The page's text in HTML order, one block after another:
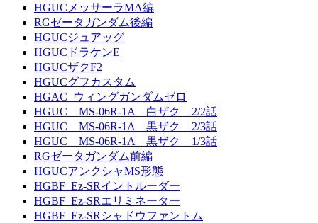
HGUCメッサーラMA編
RGゼータガンダム後編
HGUCジュアッグ
HGUCドラケンE
HGUCザクF2
HGUCグフカスタム
HGAC_ウィングガンダムゼロ
HGUC MS-06R-1A 白ザク 2/2話
HGUC MS-06R-1A 黒ザク 2/3話
HGUC MS-06R-1A 黒ザク 1/3話
RGゼータガンダム前編
HGUCアンクシャMS形態
HGBF_Ez-SRイントルーダー
HGBF_Ez-SRエリミネーター
HGBF_Ez-SRシャドウファントム